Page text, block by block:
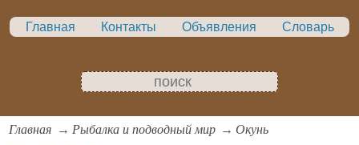
Главная Контакты Объявления Словарь
Главная Рыбалка и подводный мир
Окунь